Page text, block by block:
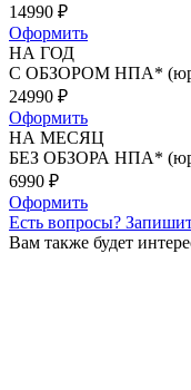
14990 ₽
Оформить
НА ГОД
С ОБЗОРОМ НПА*
24990 ₽
Оформить
НА МЕСЯЦ
БЕЗ ОБЗОРА НПА*
6990 ₽
Оформить
Есть вопросы?
Вам также будет